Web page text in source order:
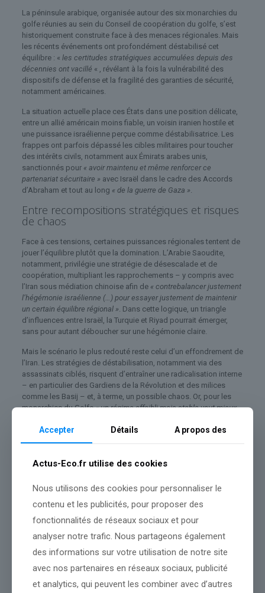
La péninsule arabique, organisée autour des six monarchies du
golfe réunies au sein du Conseil de coopération du golfe, s’est
historiquement construite face à des menaces régionales. Mais
les récents événements ont profondément déstabilisé cet
équilibre : « les certitudes stratégiques accumulées depuis des
décennies ont vacillé « , révélant à la fois la vulnérabilité des
dispositifs de défense et la fragilité des garanties de sécurité,
notamment américaines.
La situation actuelle place ces États dans une position délicate,
entre un allié américain moins fiable, un voisin iranien hostile et
une puissance israélienne perçue comme déstabilisatrice. Les
frappes ont parfois dépassé les cibles militaires pour toucher
des intérêts civils, notamment aux Émirats arabes unis,
sanctionnés pour « avoir maintenu et même renforcer ce
partenariat sécuritaire » avec Israël dans le cadre des Accords
d’Abraham et tout au long « de la guerre de Gaza »
Entre recompositions stratégiques et risques
de chaos
Face à ces tensions, certaines puissances régionales tentent de
jouer l’équilibre plutôt que la domination. L’Arabie Saoudite,
notamment, privilégie une stratégie de désescalade et de
coopération, multipliant les rapprochements – y compris avec
l’Iran sous médiation chinoise afin de « contrebalancer justement
l’hégémonie israélienne (…) pour essayer justement de maintenir
un certain équilibre régional » . Dans cette logique, un triangle
d’influences entre Israël, la Turquie et Riyad pourrait émerger,
sans pour autant déboucher sur une hégémonie claire.
Mais le scénario le plus redouté reste celui d’un effondrement de
l’Iran. Les stratégies de déstabilisation, notamment via des
assassinats ciblés, risquent d’entraîner une radicalisation interne
– en particulier des Gardiens de la Révolution et des milices
comme les Basij – et, à terme, un possible chaos. Or, pour les
monarchies du Golfe,« un régime affaibli mais stable vaut mieux
insécurité généralisée. Dans ce contexte incertain, certains États
diversifient déjà leurs alliances, à l’image du rapprochement avec
protection américaine.
Conclusion :Les évolutions seront analysées par notre équipe
Accepter Détails A propos des
Actus-Eco.fr utilise des cookies
Nous utilisons des cookies pour personnaliser le
contenu et les publicités, pour proposer des
fonctionnalités de réseaux sociaux et pour
analyser notre trafic. Nous partageons également
des informations sur votre utilisation de notre site
avec nos partenaires en réseaux sociaux, publicité
et analytics, qui peuvent les combiner avec d’autres